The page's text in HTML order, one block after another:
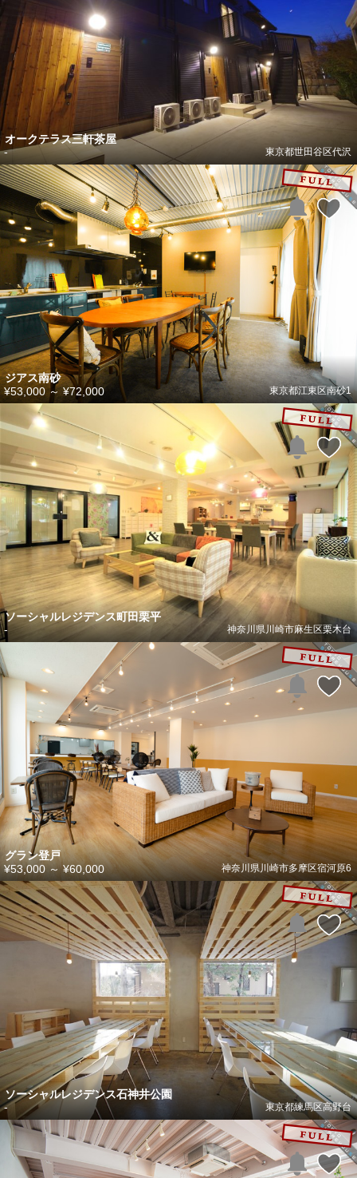
オークテラス三軒茶屋
東京都世田谷区代沢
-
ジアス南砂
東京都江東区南砂1
¥53,000～¥72,000
ソーシャルレジデンス町田栗平
神奈川県川崎市麻生区栗木台
-
グラン登戸
神奈川県川崎市多摩区宿河原6
¥53,000～¥60,000
ソーシャルレジデンス石神井公園
東京都練馬区高野台
-